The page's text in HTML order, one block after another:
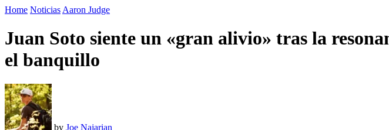
Home Noticias Aaron Judge
Juan Soto siente un «gran alivio» tras la
el banquillo
by Joe Najarian